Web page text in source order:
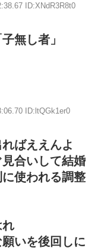
ID:XNdR3R8t0
無し者」
ID:ltQGk1er0
ばええんよ
合いして結婚
使われる調整
れ
いを後回しに